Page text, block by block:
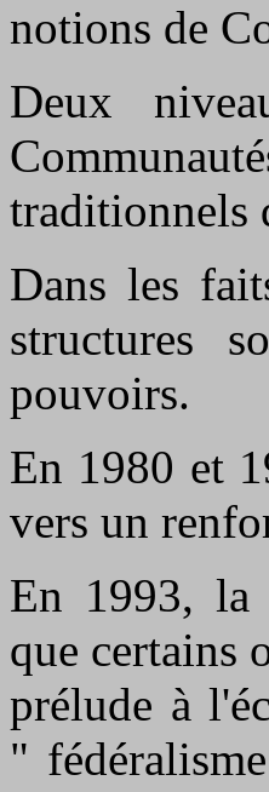
notions de
Deux
traditionnels
Dans les
structures
pouvoirs.
En 1980 et
vers un
En 1993, la
que certains
prélude à
"